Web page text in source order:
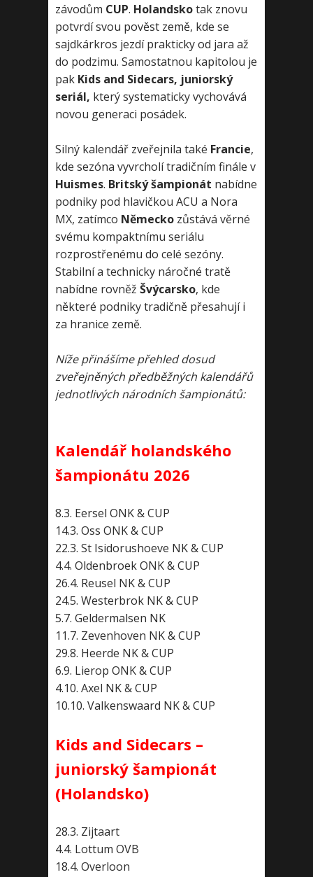
závodům CUP. Holandskotak znovu
potvrdí svou pověst země, kde se
sajdkárkros jezdí prakticky od jara až
do podzimu. Samostatnou kapitolou je
pak Kids and Sidecars, juniorský
seriál, který systematicky vychovává
novou generaci posádek.
Silný kalendář zveřejnila také Francie,
kde sezóna vyvrcholí tradičním finále v
Huismes. Britský šampionát nabídne
podniky pod hlavičkou ACU a Nora
MX, zatímco Německo zůstává věrné
svému kompaktnímu seriálu
rozprostřenému do celé sezóny.
Stabilní a technicky náročné tratě
nabídne rovněž Švýcarsko, kde
některé podniky tradičně přesahují i
za hranice země.
Níže přinášíme přehled dosud
zveřejněných předběžných kalendářů
jednotlivých národních šampionátů:
Kalendář holandského
šampionátu 2026
8.3. Eersel ONK & CUP
14.3. Oss ONK & CUP
22.3. St Isidorushoeve NK & CUP
4.4. Oldenbroek ONK & CUP
26.4. Reusel NK & CUP
24.5. Westerbrok NK & CUP
5.7. Geldermalsen NK
11.7. Zevenhoven NK & CUP
29.8. Heerde NK & CUP
6.9. Lierop ONK & CUP
4.10. Axel NK & CUP
10.10. Valkenswaard NK & CUP
Kids and Sidecars –
juniorský šampionát
(Holandsko)
28.3. Zijtaart
4.4. Lottum OVB
18.4. Overloon